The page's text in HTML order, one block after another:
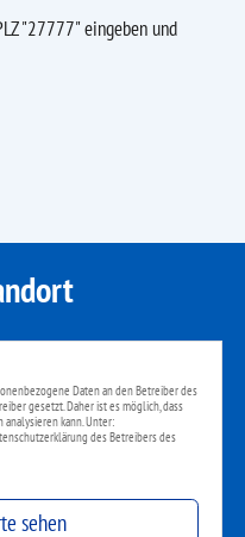
"27777" eingeben und
Daten an den Betreiber des
gesetzt. Daher ist es möglich, dass
kann. Unter:
des Betreibers des
sehen